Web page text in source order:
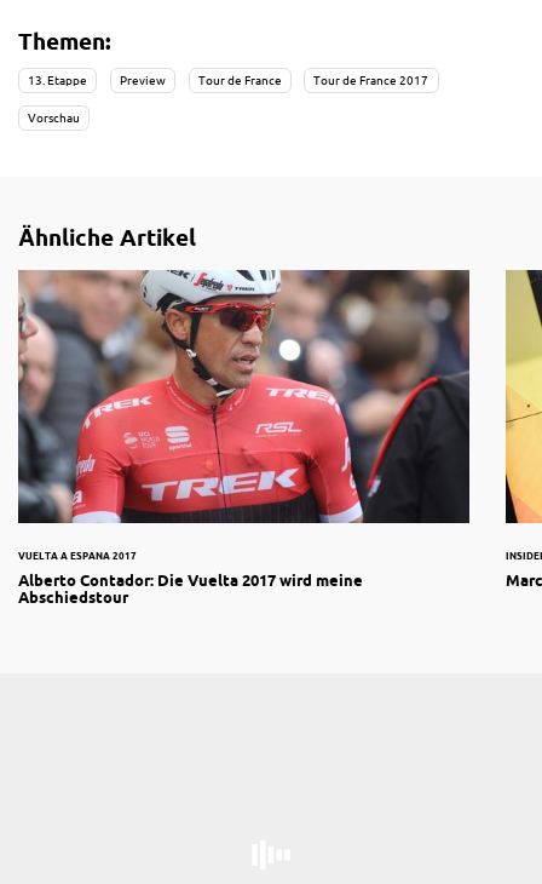
Themen:
13. Etappe Preview Tour de France Tour de France 2017
Vorschau
Ähnliche Artikel
VUELTA A ESPANA 2017
Alberto Contador: Die Vuelta 2017 wird meine
Abschiedstour